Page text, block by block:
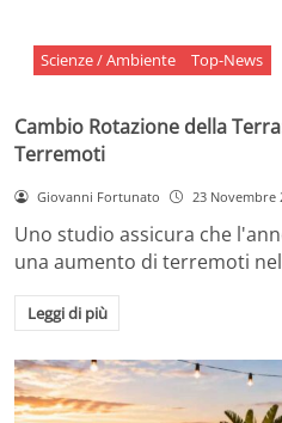
Scienze / Ambiente Top-News
Cambio Rotazione della
Terremoti
Giovanni Fortunato 23 Novembre
Uno studio assicura che
una aumento di terremoti
Leggi di più